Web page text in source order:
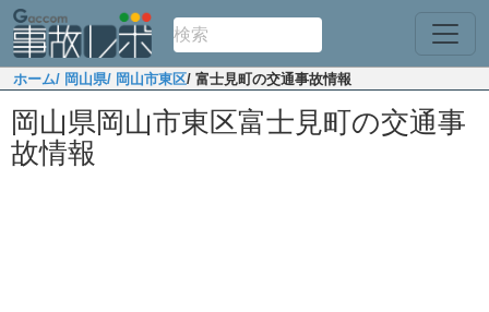
ホーム/ 岡山県/ 岡山市東区/ 富士見町の交通事故情報
岡山県岡山市東区富士見町の交通事
故情報